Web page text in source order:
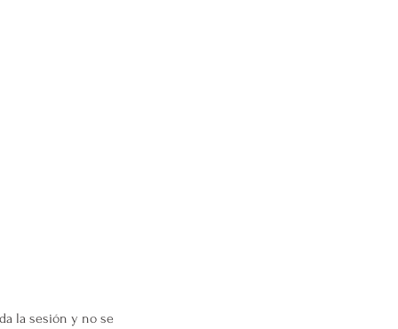
la sesión y no se